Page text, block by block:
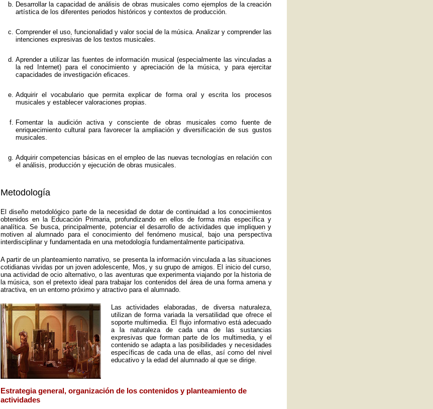
Desarrollar la capacidad de análisis de obras musicales como ejemplos de la creación
artística de los diferentes periodos históricos y contextos de producción.
Comprender el uso, funcionalidad y valor social de la música. Analizar y comprender las
intenciones expresivas de los textos musicales.
Aprender a utilizar las fuentes de información musical (especialmente las vinculadas a
la red Internet) para el conocimiento y apreciación de la música, y para ejercitar
capacidades de investigación eficaces.
Adquirir el vocabulario que permita explicar de forma oral y escrita los procesos
musicales y establecer valoraciones propias.
Fomentar la audición activa y consciente de obras musicales como fuente de
enriquecimiento cultural para favorecer la ampliación y diversificación de sus gustos
musicales.
Adquirir competencias básicas en el empleo de las nuevas tecnologías en relación con
el análisis, producción y ejecución de obras musicales.
Metodología
El diseño metodológico parte de la necesidad de dotar de continuidad a los conocimientos
obtenidos en la Educación Primaria, profundizando en ellos de forma más específica y
analítica. Se busca, principalmente, potenciar el desarrollo de actividades que impliquen y
motiven al alumnado para el conocimiento del fenómeno musical, bajo una perspectiva
interdisciplinar y fundamentada en una metodología fundamentalmente participativa.
A partir de un planteamiento narrativo, se presenta la información vinculada a las situaciones
cotidianas vividas por un joven adolescente, Mos, y su grupo de amigos. El inicio del curso,
una actividad de ocio alternativo, o las aventuras que experimenta viajando por la historia de
la música, son el pretexto ideal para trabajar los contenidos del área de una forma amena y
atractiva, en un entorno próximo y atractivo para el alumnado.
Las actividades elaboradas, de diversa naturaleza,
utilizan de forma variada la versatilidad que ofrece el
soporte multimedia. El flujo informativo está adecuado
a la naturaleza de cada una de las sustancias
expresivas que forman parte de los multimedia, y el
contenido se adapta a las posibilidades y necesidades
específicas de cada una de ellas, así como del nivel
educativo y la edad del alumnado al que se dirige.
Estrategia general, organización de los contenidos y planteamiento de
actividades